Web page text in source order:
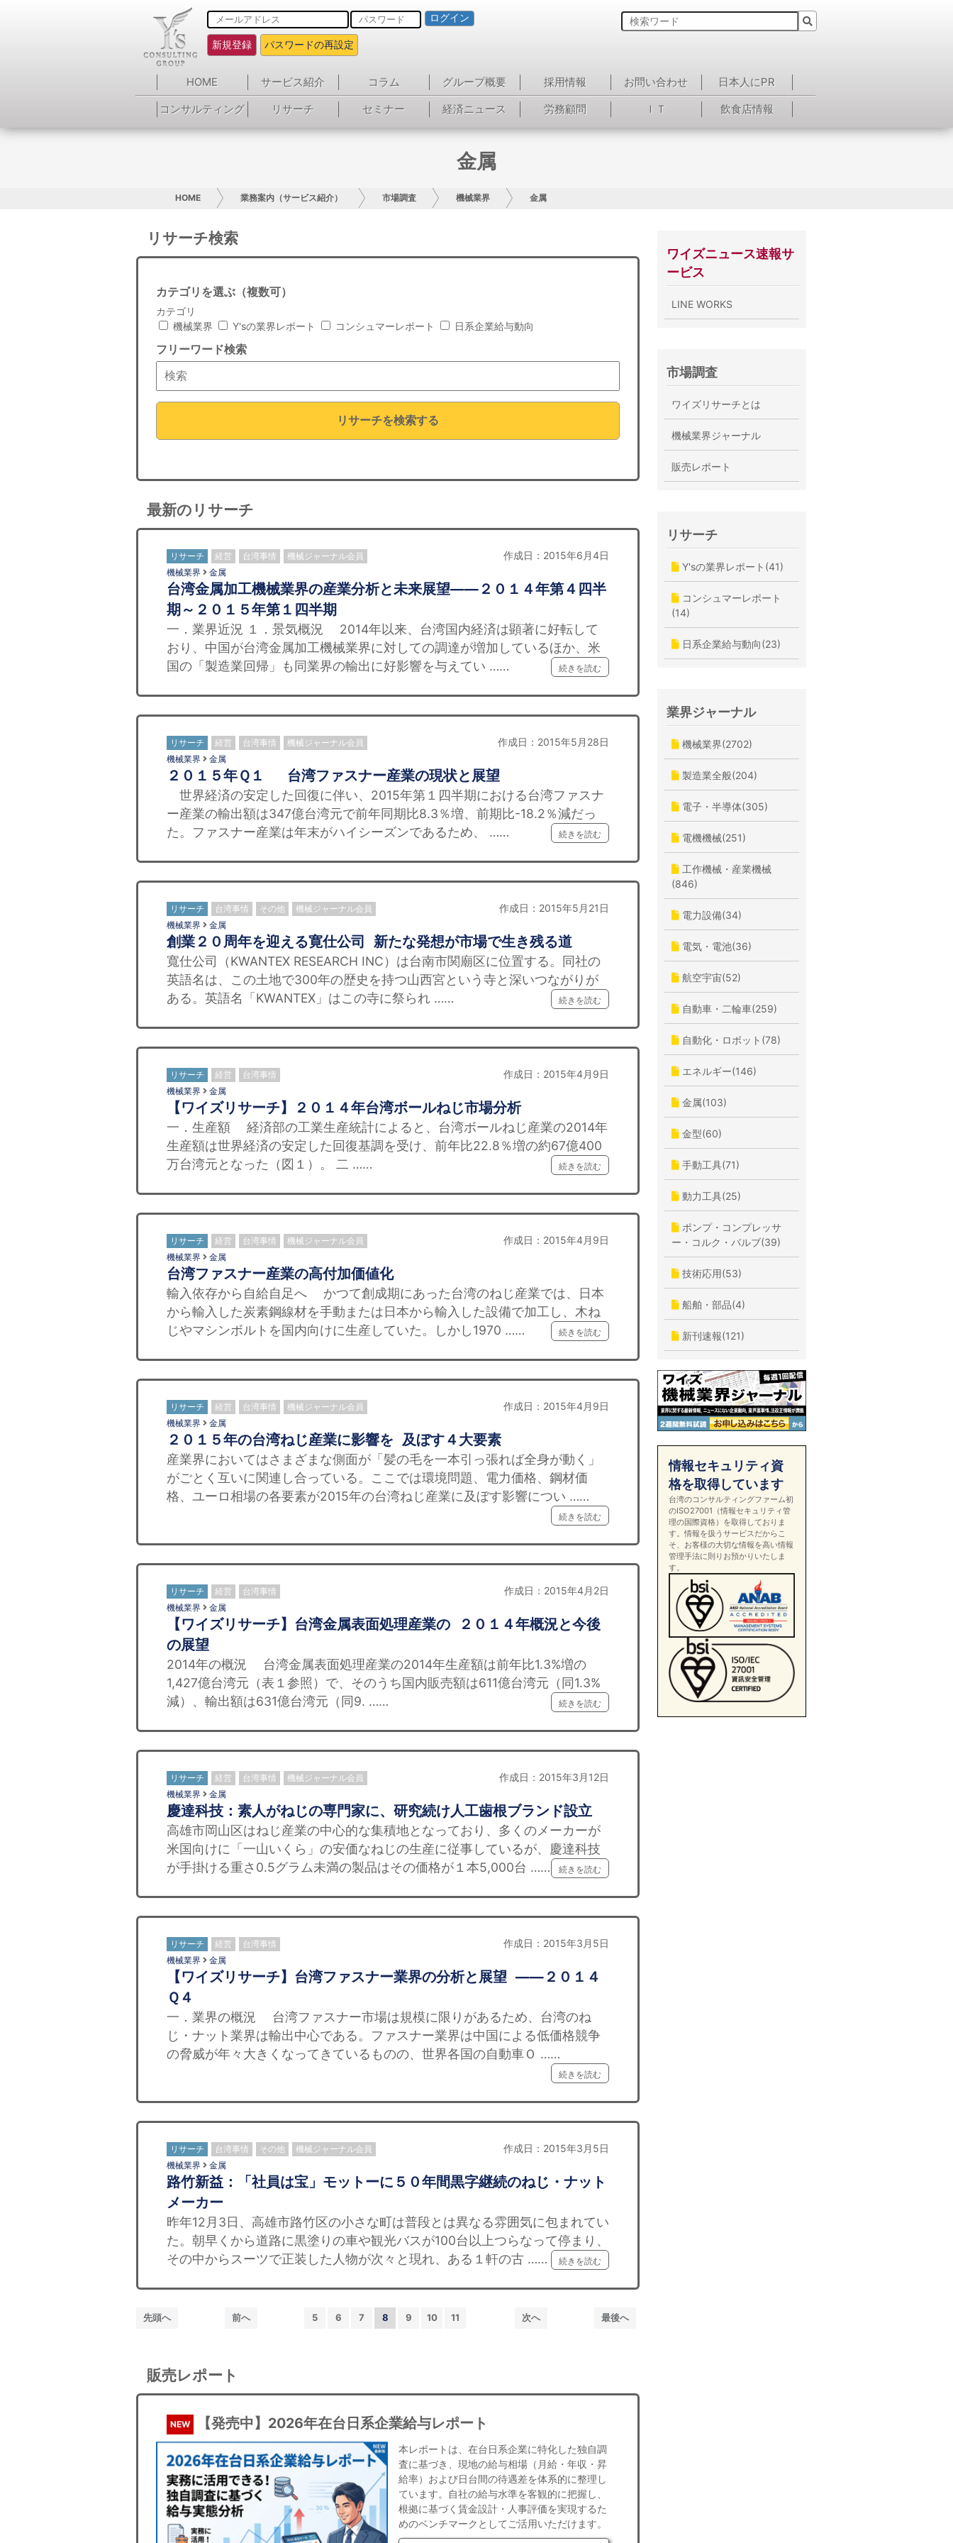
ログイン
新規登録 パスワードの再設定
HOME サービス紹介 コラム グループ概要 採用情報 お問い合わせ
日本人にPR
コンサルティング
リサーチ セミナー 経済ニュース 労務顧問 ＩＴ 飲食店情報
金属
HOME 業務案内（サービス紹介） 市場調査 機械業界 金属
リサーチ検索
カテゴリを選ぶ（複数可）
カテゴリ
機械業界
Y'sの業界レポート コンシュマーレポート 日系企業給与動向
フリーワード検索
リサーチを検索する
最新のリサーチ
リサーチ 経営 台湾事情 機械ジャーナル会員 作成日：2015年6月4日
機械業界 金属
台湾金属加工機械業界の産業分析と未来展望——２０１４年第４四半
期～２０１５年第１四半期
一．業界近況 １．景気概況 2014年以来、台湾国内経済は顕著に好転して
おり、中国が台湾金属加工機械業界に対しての調達が増加しているほか、米
国の「製造業回帰」も同業界の輸出に好影響を与えてい ……
続きを読む
リサーチ 経営 台湾事情 機械ジャーナル会員 作成日：2015年5月28日
機械業界 金属
２０１５年Ｑ１ 台湾ファスナー産業の現状と展望
世界経済の安定した回復に伴い、2015年第１四半期における台湾ファスナ
ー産業の輸出額は347億台湾元で前年同期比8.3％増、前期比-18.2％減だっ
た。ファスナー産業は年末がハイシーズンであるため、 ……
続きを読む
リサーチ 台湾事情 その他 機械ジャーナル会員 作成日：2015年5月21日
機械業界 金属
創業２０周年を迎える寛仕公司 新たな発想が市場で生き残る道
寬仕公司（KWANTEX RESEARCH INC）は台南市関廟区に位置する。同社の
英語名は、この土地で300年の歴史を持つ山西宮という寺と深いつながりが
ある。英語名「KWANTEX」はこの寺に祭られ ……
続きを読む
リサーチ 経営 台湾事情 作成日：2015年4月9日
機械業界 金属
【ワイズリサーチ】２０１４年台湾ボールねじ市場分析
一．生産額 経済部の工業生産統計によると、台湾ボールねじ産業の2014年
生産額は世界経済の安定した回復基調を受け、前年比22.8％増の約67億400
万台湾元となった（図１）。 二 ……
続きを読む
リサーチ 経営 台湾事情 機械ジャーナル会員 作成日：2015年4月9日
機械業界 金属
台湾ファスナー産業の高付加価値化
輸入依存から自給自足へ かつて創成期にあった台湾のねじ産業では、日本
から輸入した炭素鋼線材を手動または日本から輸入した設備で加工し、木ね
じやマシンボルトを国内向けに生産していた。しかし1970 ……
続きを読む
リサーチ 経営 台湾事情 機械ジャーナル会員 作成日：2015年4月9日
機械業界 金属
２０１５年の台湾ねじ産業に影響を 及ぼす４大要素
産業界においてはさまざまな側面が「髪の毛を一本引っ張れば全身が動く」
がごとく互いに関連し合っている。ここでは環境問題、電力価格、鋼材価
格、ユーロ相場の各要素が2015年の台湾ねじ産業に及ぼす影響につい ……
続きを読む
リサーチ 経営 台湾事情 作成日：2015年4月2日
機械業界 金属
【ワイズリサーチ】台湾金属表面処理産業の ２０１４年概況と今後
の展望
2014年の概況 台湾金属表面処理産業の2014年生産額は前年比1.3%増の
1,427億台湾元（表１参照）で、そのうち国内販売額は611億台湾元（同1.3%
減）、輸出額は631億台湾元（同9. ……
続きを読む
リサーチ 経営 台湾事情 機械ジャーナル会員 作成日：2015年3月12日
機械業界 金属
慶達科技：素人がねじの専門家に、研究続け人工歯根ブランド設立
高雄市岡山区はねじ産業の中心的な集積地となっており、多くのメーカーが
米国向けに「一山いくら」の安価なねじの生産に従事しているが、慶達科技
が手掛ける重さ0.5グラム未満の製品はその価格が１本5,000台 ……
続きを読む
リサーチ 経営 台湾事情 作成日：2015年3月5日
機械業界 金属
【ワイズリサーチ】台湾ファスナー業界の分析と展望 ——２０１４
Ｑ４
一．業界の概況 台湾ファスナー市場は規模に限りがあるため、台湾のね
じ・ナット業界は輸出中心である。ファスナー業界は中国による低価格競争
の脅威が年々大きくなってきているものの、世界各国の自動車Ｏ ……
続きを読む
リサーチ 台湾事情 その他 機械ジャーナル会員 作成日：2015年3月5日
機械業界 金属
路竹新益：「社員は宝」モットーに５０年間黒字継続のねじ・ナット
メーカー
昨年12月3日、高雄市路竹区の小さな町は普段とは異なる雰囲気に包まれてい
た。朝早くから道路に黒塗りの車や観光バスが100台以上つらなって停まり、
その中からスーツで正装した人物が次々と現れ、ある１軒の古 ……
続きを読む
先頭へ 前へ 5 6 7 8 9 10 11 次へ 最後へ
販売レポート
NEW 【発売中】2026年在台日系企業給与レポート
本レポートは、在台日系企業に特化した独自調
査に基づき、現地の給与相場（月給・年収・昇
給率）および日台間の待遇差を体系的に整理し
ています。自社の給与水準を客観的に把握し、
根拠に基づく賃金設計・人事評価を実現するた
めのベンチマークとしてご活用いただけます。
ワイズニュース速報サ
ービス
LINE WORKS
市場調査
ワイズリサーチとは
機械業界ジャーナル
販売レポート
リサーチ
Y'sの業界レポート(41)
コンシュマーレポート
(14)
日系企業給与動向(23)
業界ジャーナル
機械業界(2702)
製造業全般(204)
電子・半導体(305)
電機機械(251)
工作機械・産業機械
(846)
電力設備(34)
電気・電池(36)
航空宇宙(52)
自動車・二輪車(259)
自動化・ロボット(78)
エネルギー(146)
金属(103)
金型(60)
手動工具(71)
動力工具(25)
ポンプ・コンプレッサ
ー・コルク・バルブ(39)
技術応用(53)
船舶・部品(4)
新刊速報(121)
情報セキュリティ資
格を取得しています
台湾のコンサルティングファーム初
のISO27001（情報セキュリティ管
理の国際資格）を取得しておりま
す。情報を扱うサービスだからこ
そ、お客様の大切な情報を高い情報
管理手法に則りお預かりいたしま
す。